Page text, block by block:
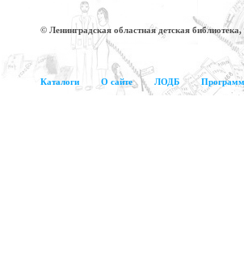
© Ленинградская областная детская
Каталоги О сайте ЛОДБ